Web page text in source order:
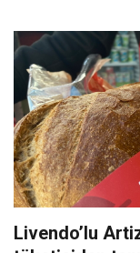
Livendo’lu